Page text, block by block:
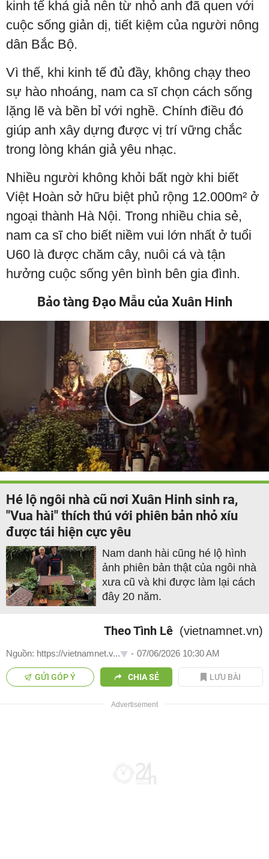
kinh tế khá giả nên từ nhỏ anh đã quen với
cuộc sống giản dị, tiết kiệm của người nông
dân Bắc Bộ.
Vì thế, khi kinh tế đủ đầy, không chạy theo
sự hào nhoáng, nam ca sĩ chọn cách sống
lặng lẽ và bền bỉ với nghề. Chính điều đó
giúp anh xây dựng được vị trí vững chắc
trong lòng khán giả yêu nhạc.
Nhiều người không khỏi bất ngờ khi biết
Việt Hoàn sở hữu biệt phủ rộng 12.000m² ở
ngoại thành Hà Nội. Trong nhiều chia sẻ,
nam ca sĩ cho biết niềm vui lớn nhất ở tuổi
U60 là được chăm cây, nuôi cá và tận
hưởng cuộc sống yên bình bên gia đình.
Bảo tàng Đạo Mẫu của Xuân Hinh
Play
Video
Hé lộ ngôi nhà cũ nơi Xuân Hinh sinh ra,
"Vua hài" thích thú với phiên bản nhỏ xíu
được tái hiện cực yêu
Nam danh hài cũng hé lộ hình
ảnh phiên bản thật của ngôi nhà
xưa cũ và khi được làm lại cách
đây 20 năm.
Theo Tình Lê (vietnamnet.vn)
Nguồn: https://vietnamnet.v... - 07/06/2026 10:30 AM
GỬI GÓP Ý CHIA SẺ LƯU BÀI